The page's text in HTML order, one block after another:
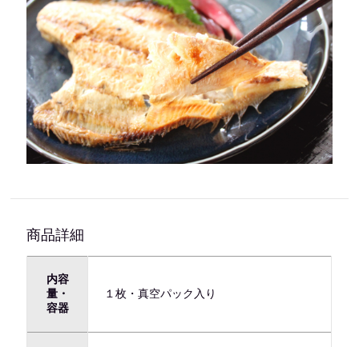
商品詳細
内容
量・
容器
１枚・真空パック入り